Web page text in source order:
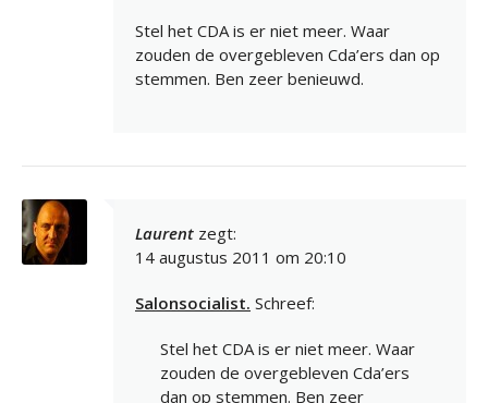
Stel het CDA is er niet meer. Waar
zouden de overgebleven Cda’ers dan op
stemmen. Ben zeer benieuwd.
Laurent zegt:
14 augustus 2011 om 20:10
Salonsocialist. Schreef:
Stel het CDA is er niet meer. Waar
zouden de overgebleven Cda’ers
dan op stemmen. Ben zeer